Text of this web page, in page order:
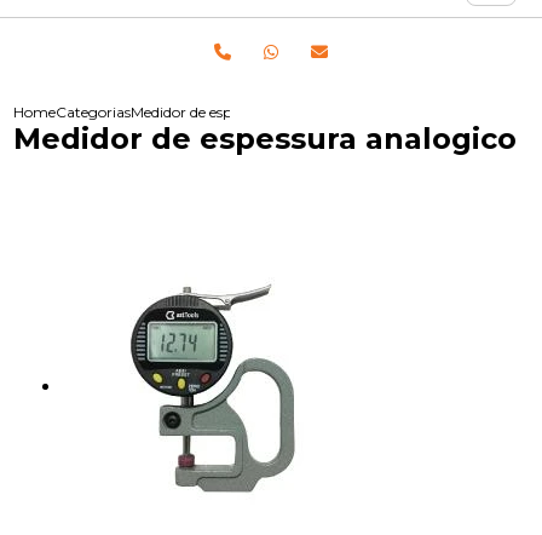
HomeCategoriasMedidor de espessura analogico
Medidor de espessura analogico